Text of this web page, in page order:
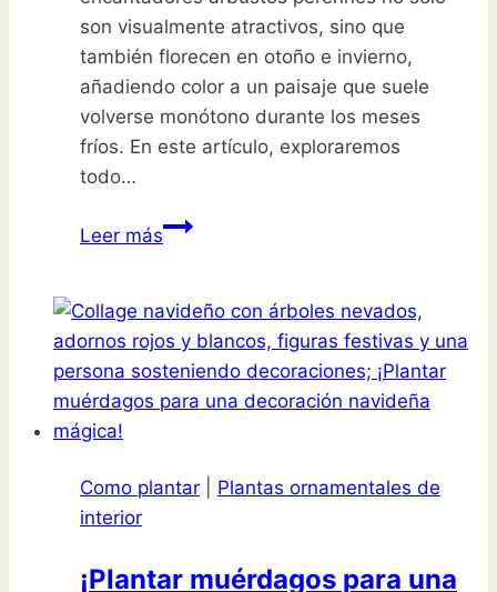
son visualmente atractivos, sino que
también florecen en otoño e invierno,
añadiendo color a un paisaje que suele
volverse monótono durante los meses
fríos. En este artículo, exploraremos
todo…
Leer másDescubre
para
tener
camellias
en
deslumbrarán
Como plantar
Plantas ornamentales de
interior
¡Plantar muérdagos para una